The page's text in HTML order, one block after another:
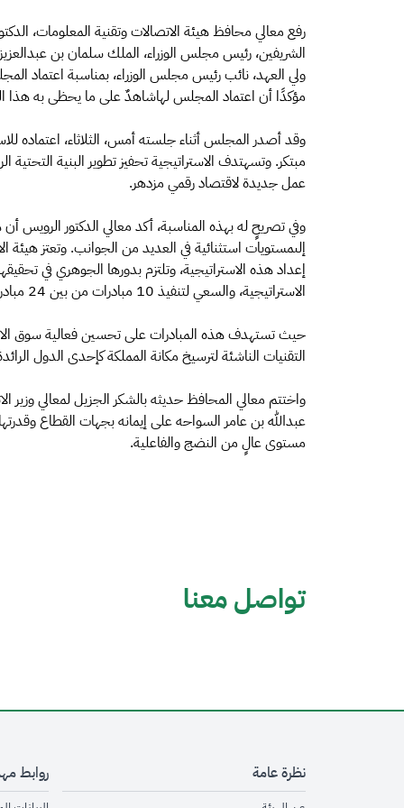
رفع معالي محافظ هيئة الاتصالات وتقنية المعلومات،
الشريفين، رئيس مجلس الوزراء، الملك سلمان بن
مؤكدًا أن اعتماد المجلس لهاشاهدٌ على ما يحظى به
وقد أصدر المجلس أثناء جلسته أمس، الثلاثاء، اعتماده
مبتكر. وتسهتدف الاستراتيجية تحفيز تطوير البنية التحتية
عمل جديدة لاقتصاد رقمي مزدهر.
وفي تصريحٍ له بهذه المناسبة، أكد معالي الدكتور
إلىمستويات استثنائية في العديد من الجوانب. وتعتز هيئة
الاستراتيجية، والسعي لتنفيذ 10 مبادرات من بين 24 مبادرة تدعمها الاستراتيجية.
حيث تستهدف هذه المبادرات على تحسين فعالية سوق
التقنيات الناشئة لترسيخ مكانة المملكة كإحدى الدول
واختتم معالي المحافظ حديثه بالشكر الجزيل لمعالي
عبدالله بن عامر السواحه على إيمانه بجهات القطاع
مستوى عالٍ من النضج والفاعلية.
تواصل معنا
نظرة عامة روابط